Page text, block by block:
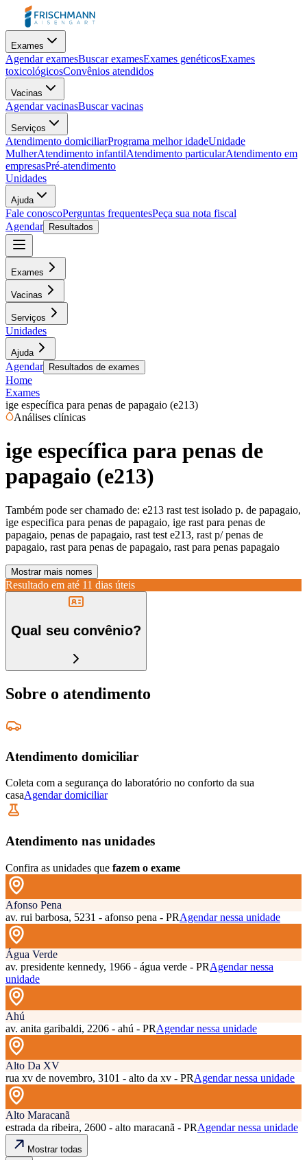
Exames
Agendar examesBuscar examesExames genéticosExames
toxicológicosConvênios atendidos
Vacinas
Agendar vacinasBuscar vacinas
Serviços
Atendimento domiciliarPrograma melhor idadeUnidade
MulherAtendimento infantilAtendimento particularAtendimento em
empresasPré-atendimento
Unidades
Ajuda
Fale conoscoPerguntas frequentesPeça sua nota fiscal
Agendar
Resultados
Exames
Vacinas
Serviços
Unidades
Ajuda
Agendar Resultados de exames
Home
Exames
ige específica para penas de papagaio (e213)
Análises clínicas
ige específica para penas de
papagaio (e213)
Também pode ser chamado de: e213 rast test isolado p. de papagaio,
ige especifica para penas de papagaio, ige rast para penas de
papagaio, penas de papagaio, rast test e213, rast p/ penas de
papagaio, rast para penas de papagaio, rast para penas papagaio
Mostrar mais nomes
Resultado em até 11 dias úteis
Qual seu convênio?
Sobre o atendimento
Atendimento domiciliar
Coleta com a segurança do laboratório no conforto da sua
casaAgendar domiciliar
Atendimento nas unidades
Confira as unidades que fazem o exame
Afonso Pena
av. rui barbosa, 5231 - afonso pena - PRAgendar nessa unidade
Água Verde
av. presidente kennedy, 1966 - água verde - PRAgendar nessa
unidade
Ahú
av. anita garibaldi, 2206 - ahú - PRAgendar nessa unidade
Alto Da XV
rua xv de novembro, 3101 - alto da xv - PRAgendar nessa unidade
Alto Maracanã
estrada da ribeira, 2600 - alto maracanã - PRAgendar nessa unidade
Mostrar todas